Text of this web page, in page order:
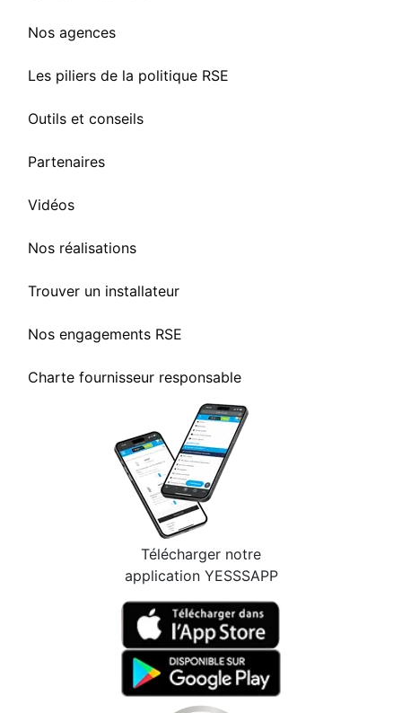
Nos agences
Les piliers de la politique RSE
Outils et conseils
Partenaires
Vidéos
Nos réalisations
Trouver un installateur
Nos engagements RSE
Charte fournisseur responsable
Télécharger notre
application YESSSAPP